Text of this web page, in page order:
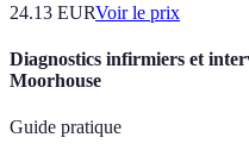
24.13 EURVoir le prix
Diagnostics infirmiers et
Moorhouse
Guide pratique